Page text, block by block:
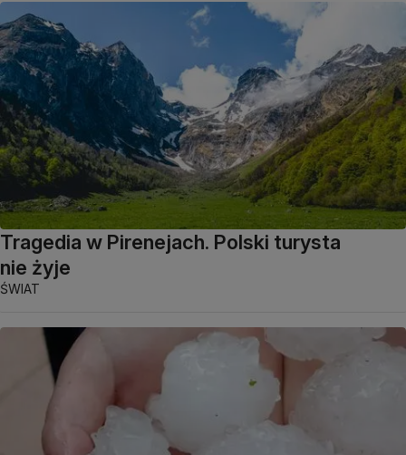
Tragedia w Pirenejach. Polski turysta
nie żyje
ŚWIAT